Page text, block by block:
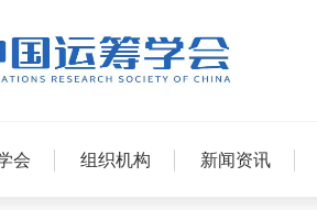
会 组织机构 新闻资讯